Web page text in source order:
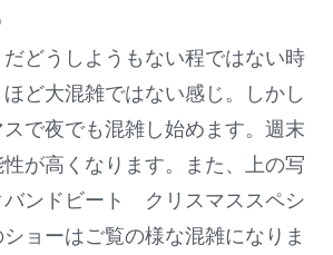
どうしようもない程ではない時
ど大混雑ではない感じ。しかし
で夜でも混雑し始めます。週末
が高くなります。また、上の写
バンドビート クリスマススペシ
ョーはご覧の様な混雑になりま